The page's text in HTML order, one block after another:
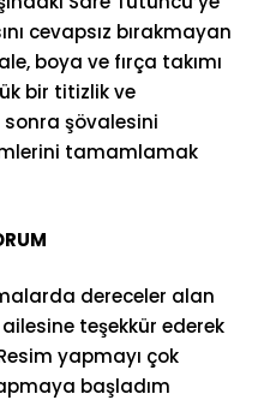
cevapsız bırakmayan
boya ve fırça takımı
bir titizlik ve
şövalesini
tamamlamak
dereceler alan
teşekkür ederek
yapmayı çok
başladım